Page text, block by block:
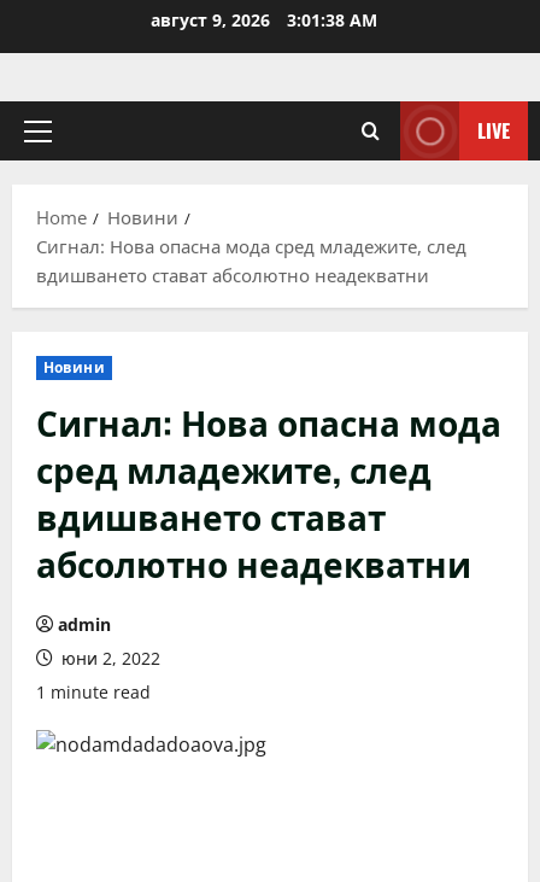
август 9, 2026 3:01:38 AM
Primary
LIVE
Home
Новини
Сигнал: Нова опасна мода сред младежите, след
вдишването стават абсолютно неадекватни
Новини
Сигнал: Нова опасна мода
сред младежите, след
вдишването стават
абсолютно неадекватни
admin
юни 2, 2022
1 minute read